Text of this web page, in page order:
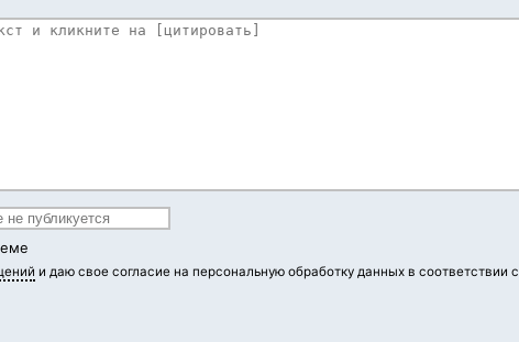
и даю свое согласие на персональную обработку данных в соответствии с